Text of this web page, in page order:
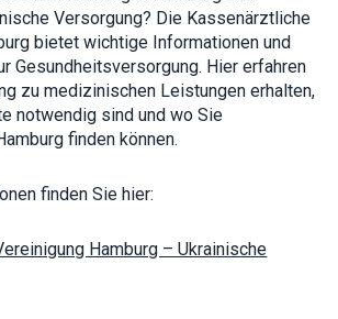
Versorgung? Die Kassenärztliche
bietet wichtige Informationen und
Gesundheitsversorgung. Hier erfahren
zu medizinischen Leistungen erhalten,
notwendig sind und wo Sie
finden können.
finden Sie hier:
Hamburg – Ukrainische